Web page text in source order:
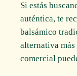
Si estás
auténtica, te
balsámico
alternativa
comercial